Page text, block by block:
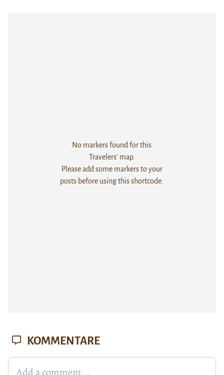
No markers found for this
Travelers' map.
Please add some markers to your
posts before using this shortcode.
KOMMENTARE